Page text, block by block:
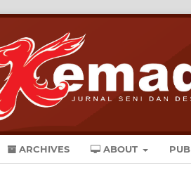
ARCHIVES ABOUT